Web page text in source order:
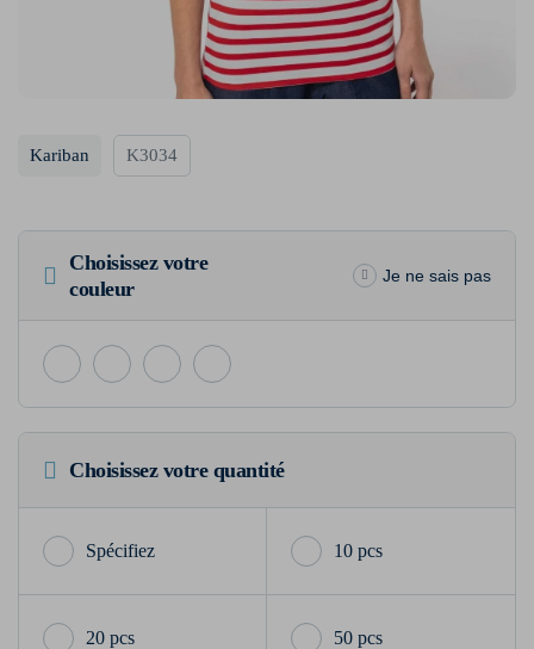
Kariban K3034
Choisissez votre
couleur
Je ne sais pas
Choisissez votre quantité
10 pcs
20 pcs 50 pcs